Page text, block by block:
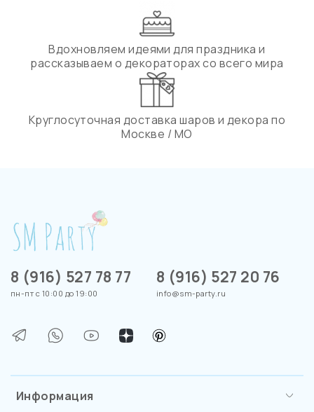
Вдохновляем идеями для праздника и
рассказываем о декораторах со всего мира
Круглосуточная доставка шаров и декора по
Москве / МО
Информация
8 (916) 527 78 77
пн-пт с 10:00 до 19:00
8 (916) 527 20 76
info@sm-party.ru